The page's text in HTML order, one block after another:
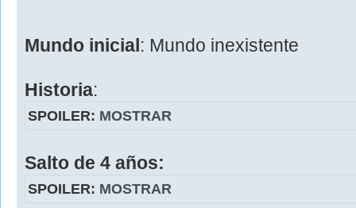
Mundo inicial : Mundo inexistente
Historia:
SPOILER: MOSTRAR
Salto de 4 años:
SPOILER: MOSTRAR